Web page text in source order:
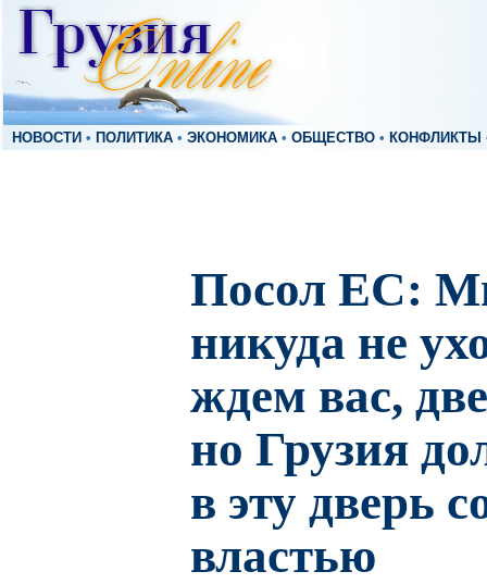
НОВОСТИ • ПОЛИТИКА • ЭКОНОМИКА • ОБЩЕСТВО • КОНФЛИКТЫ
Посол ЕС:
никуда не
ждем вас,
но Грузия
в эту дверь
властью